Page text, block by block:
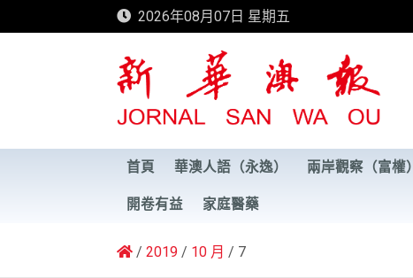
to
2026年08月07日 星期五
新華澳報
首頁 華澳人語（永逸） 兩岸觀察（富權）
開卷有益 家庭醫藥
2019 10 月 7